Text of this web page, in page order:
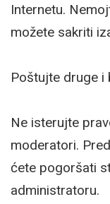
Internetu.
možete sakriti
Poštujte druge i
Ne isterujte
moderatori.
ćete pogoršati
administratoru.